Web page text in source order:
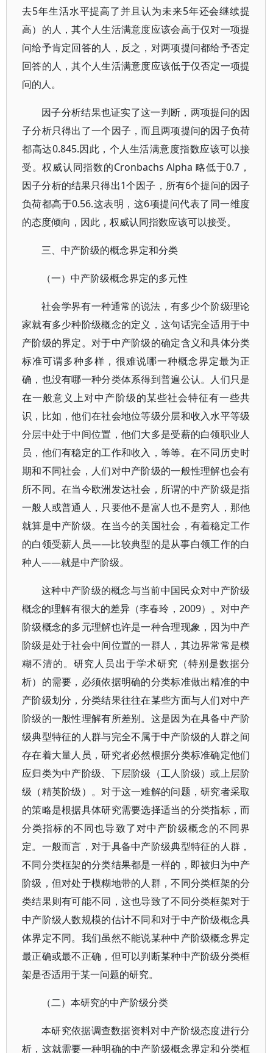
去5年生活水平提高了并且认为未来5年还会继续提
高）的人，其个人生活满意度应该会高于仅对一项提
问给予肯定回答的人，反之，对两项提问都给予否定
回答的人，其个人生活满意度应该低于仅否定一项提
问的人。
因子分析结果也证实了这一判断，两项提问的因
子分析只得出了一个因子，而且两项提问的因子负荷
都高达0.845.因此，个人生活满意度指数应该可以接
受。权威认同指数的Cronbachs Alpha 略低于0.7，
因子分析的结果只得出1个因子，所有6个提问的因子
负荷都高于0.56.这表明，这6项提问代表了同一维度
的态度倾向，因此，权威认同指数应该可以接受。
三、中产阶级的概念界定和分类
（一）中产阶级概念界定的多元性
社会学界有一种通常的说法，有多少个阶级理论
家就有多少种阶级概念的定义，这句话完全适用于中
产阶级的界定。对于中产阶级的确定含义和具体分类
标准可谓多种多样，很难说哪一种概念界定最为正
确，也没有哪一种分类体系得到普遍公认。人们只是
在一般意义上对中产阶级的某些社会特征有一些共
识，比如，他们在社会地位等级分层和收入水平等级
分层中处于中间位置，他们大多是受薪的白领职业人
员，他们有稳定的工作和收入，等等。在不同历史时
期和不同社会，人们对中产阶级的一般性理解也会有
所不同。在当今欧洲发达社会，所谓的中产阶级是指
一般人或普通人，只要他不是富人也不是穷人，那他
就算是中产阶级。在当今的美国社会，有着稳定工作
的白领受薪人员——比较典型的是从事白领工作的白
种人——就是中产阶级。
这种中产阶级的概念与当前中国民众对中产阶级
概念的理解有很大的差异（李春玲，2009）。对中产
阶级概念的多元理解也许是一种合理现象，因为中产
阶级是处于社会中间位置的一群人，其边界常常是模
糊不清的。研究人员出于学术研究（特别是数据分
析）的需要，必须依据明确的分类标准做出精准的中
产阶级划分，分类结果往往在某些方面与人们对中产
阶级的一般性理解有所差别。这是因为在具备中产阶
级典型特征的人群与完全不属于中产阶级的人群之间
存在着大量人员，研究者必然根据分类标准确定他们
应归类为中产阶级、下层阶级（工人阶级）或上层阶
级（精英阶级）。对于这一难解的问题，研究者采取
的策略是根据具体研究需要选择适当的分类指标，而
分类指标的不同也导致了对中产阶级概念的不同界
定。一般而言，对于具备中产阶级典型特征的人群，
不同分类框架的分类结果都是一样的，即被归为中产
阶级，但对处于模糊地带的人群，不同分类框架的分
类结果则有可能不同，这也导致了不同分类框架对于
中产阶级人数规模的估计不同和对于中产阶级概念具
体界定不同。我们虽然不能说某种中产阶级概念界定
最正确或最不正确，但可以判断某种中产阶级分类框
架是否适用于某一问题的研究。
（二）本研究的中产阶级分类
本研究依据调查数据资料对中产阶级态度进行分
析，这就需要一种明确的中产阶级概念界定和分类框